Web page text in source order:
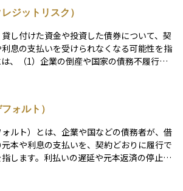
です。
。 AA：信用力は極めて高く、優れた要素
あるが、将来環境が大きく変化する場合、
る。 BB：信用力は当面問題ないが、将来
、十分注意すべき要素がある。 B：信用力
いるか、その懸念が極めて強い。 C：発行
務が不履行に陥っているとR＆Iが判断する
ジットリスク）
し付けた資金や投資した債券について、契
息の支払いを受けられなくなる可能性を指
、（1）企業の倒産や国家の債務不履行
つながるため、信用リスクの管理は債券投
つが、格付会社による信用格付けです。格
上位）からD（デフォルト）までの等級で
ってのリスク水準をわかりやすく表しま
ォルト）
ルト）とは、企業や国などの債務者が、借
本や利息の支払いを、契約どおりに履行で
します。利払いの遅延や元本返済の停止が